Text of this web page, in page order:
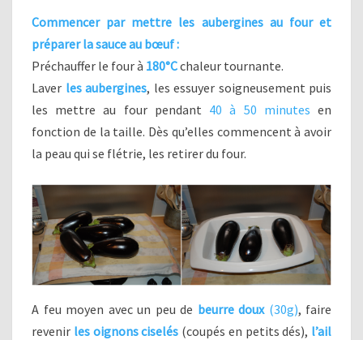
Commencer par mettre les auberginesau four et
préparer la sauce au bœuf :
Préchauffer le four à 180°Cchaleur tournante.
Laver les aubergines, les essuyer soigneusement puis
les mettre au four pendant 40 à 50 minutes en
fonction de la taille. Dès qu’elles commencent à avoir
la peau qui se flétrie, les retirer du four.
A feu moyen avec un peu de beurre doux(30g), faire
revenir les oignons ciselés (coupés en petits dés), l’ail